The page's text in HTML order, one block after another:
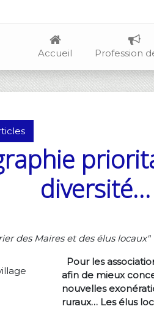
Accueil Profession
des Maires et des élus locaux"
Pour les
afin de mieux
nouvelles
ruraux… Les élus